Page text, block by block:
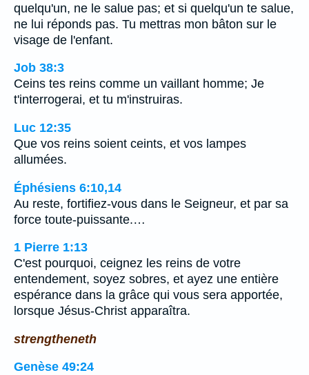
quelqu'un, ne le salue pas; et si quelqu'un te salue,
ne lui réponds pas. Tu mettras mon bâton sur le
visage de l'enfant.
Job 38:3
Ceins tes reins comme un vaillant homme; Je
t'interrogerai, et tu m'instruiras.
Luc 12:35
Que vos reins soient ceints, et vos lampes
allumées.
Éphésiens 6:10,14
Au reste, fortifiez-vous dans le Seigneur, et par sa
force toute-puissante.…
1 Pierre 1:13
C'est pourquoi, ceignez les reins de votre
entendement, soyez sobres, et ayez une entière
espérance dans la grâce qui vous sera apportée,
lorsque Jésus-Christ apparaîtra.
strengtheneth
Genèse 49:24